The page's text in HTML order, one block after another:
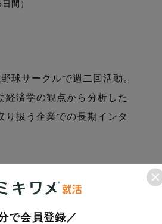
間）
サークルで週二回活動。
済学の観点から分析した
扱う企業での長期インタ
とながら、私は人に何かを
で会員登録／